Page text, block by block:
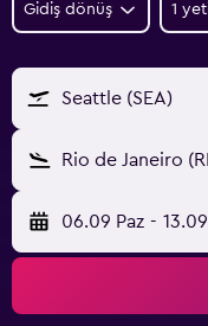
Gidiş dönüş 1
Seattle (SEA)
Rio de Janeiro
06.09 Paz -